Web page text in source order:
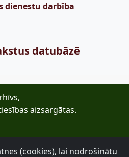
dienestu darbība
datubāzē
aizsargātas.
(cookies), lai nodrošinātu